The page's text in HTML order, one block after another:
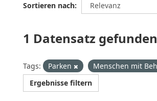
Sortieren nach
1 Datensatz gefunden
Tags: Parken
Menschen mit
Ergebnisse filtern